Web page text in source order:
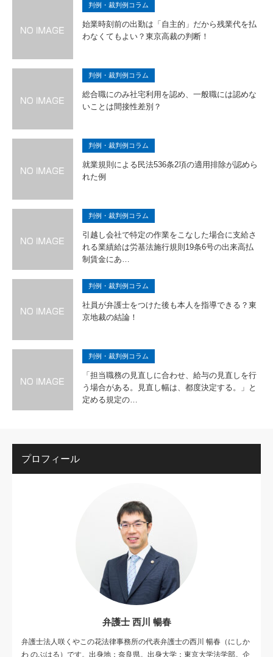
判例・裁判例コラム
始業時刻前の出勤は「自主的」だから残業代を払
わなくてもよい？東京高裁の判断！
判例・裁判例コラム
総合職にのみ社宅利用を認め、一般職には認めな
いことは間接性差別？
判例・裁判例コラム
就業規則による民法536条2項の適用排除が認めら
れた例
判例・裁判例コラム
引越し会社で特定の作業をこなした場合に支給さ
れる業績給は労基法施行規則19条6号の出来高払
制賃金にあ…
判例・裁判例コラム
社員が弁護士をつけた後も本人を指導できる？東
京地裁の結論！
判例・裁判例コラム
「担当職務の見直しに合わせ、給与の見直しを行
う場合がある。見直し幅は、都度決定する。」と
定める規定の…
プロフィール
弁護士 西川 暢春
弁護士法人咲くやこの花法律事務所の代表弁護士の西川 暢春（にしか
わ のぶはる）です。出身地：奈良県。出身大学：東京大学法学部。企